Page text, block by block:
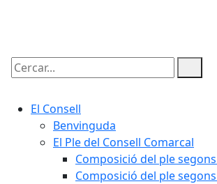
Cercar:
El Consell
Benvinguda
El Ple del Consell Comarcal
Composició del ple
Composició del ple